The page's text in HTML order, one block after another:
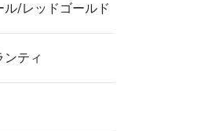
ル/レッドゴールド
ンティ